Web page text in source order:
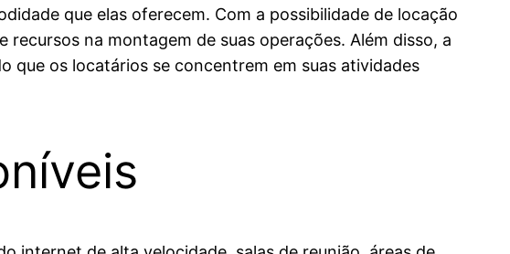
que elas oferecem. Com a possibilidade de locação
na montagem de suas operações. Além disso, a
que os locatários se concentrem em suas atividades